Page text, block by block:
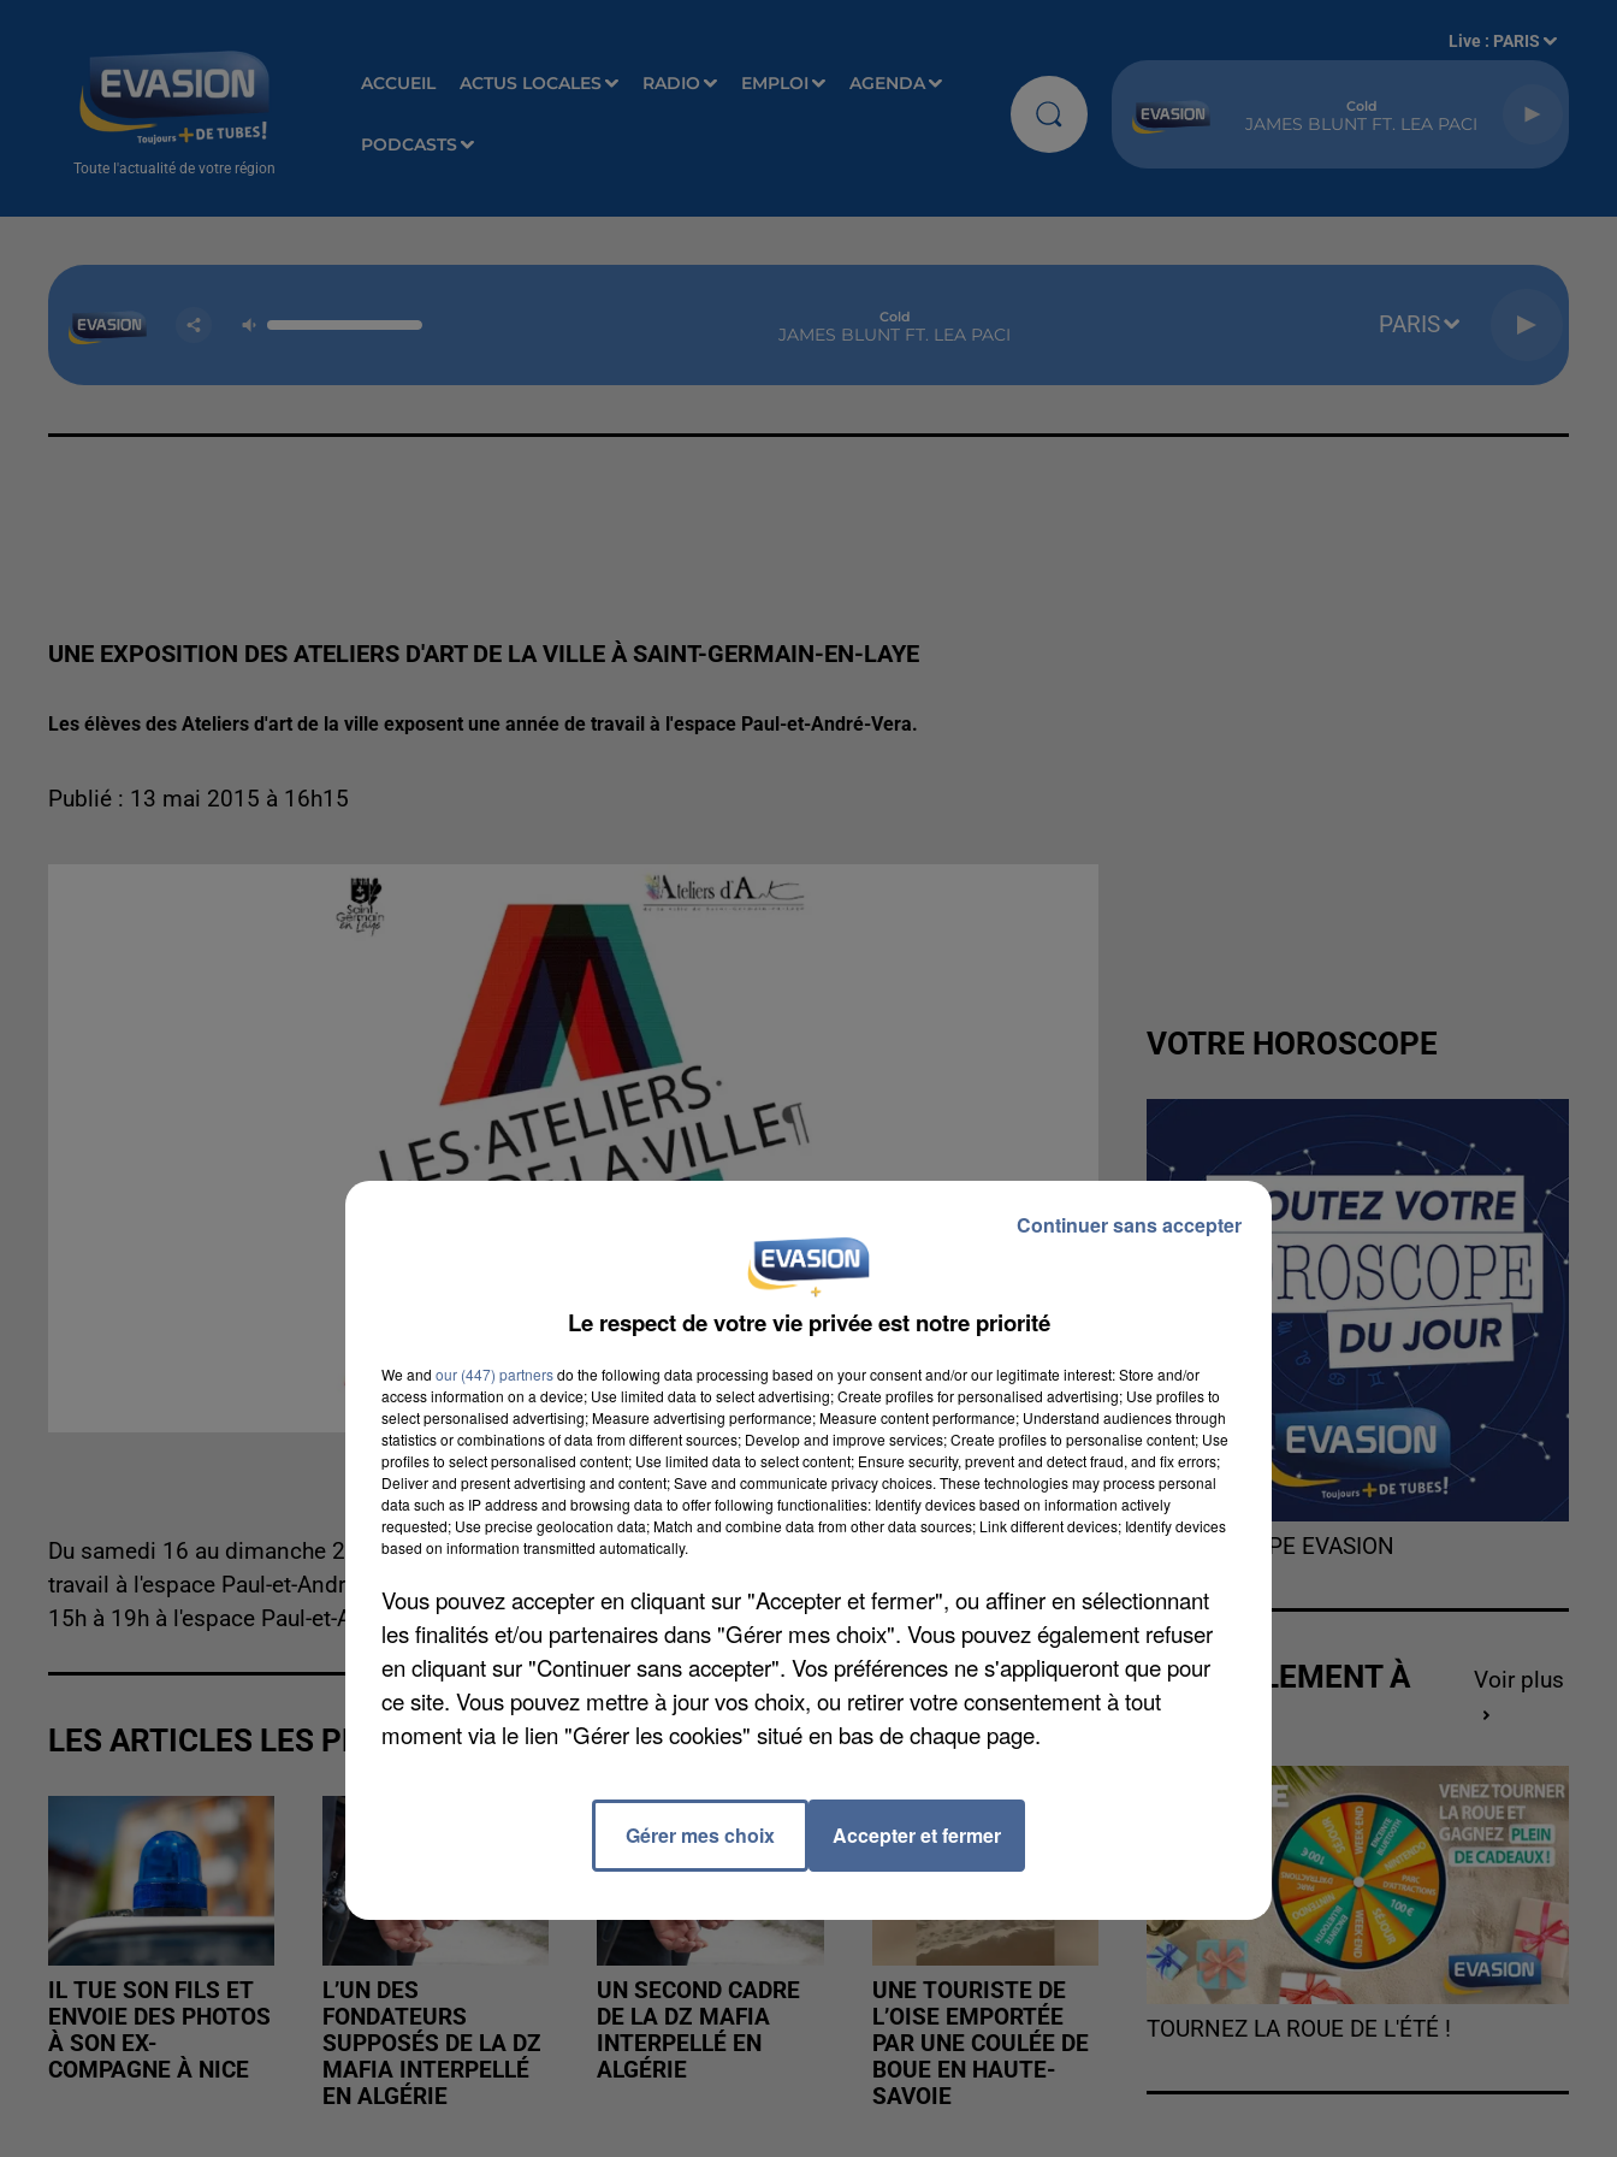
Toute l'actualité de votre région
ACCUEIL ACTUS LOCALES RADIO EMPLOI AGENDA
PODCASTS
Live : PARIS
Cold
JAMES BLUNT FT. LEA PACI
Cold
JAMES BLUNT FT. LEA PACI PARIS
UNE EXPOSITION DES ATELIERS D'ART DE LA VILLE À SAINT-GERMAIN-EN-LAYE
Les élèves des Ateliers d'art de la ville exposent une année de travail à l'espace Paul-et-André-Vera.
Publié : 13 mai 2015 à 16h15
Du samedi 16 au dimanche 24 mai 2015, les élèves des Ateliers d'art de la ville exposent une année de
travail à l'espace Paul-et-André-Vera. Du mercredi au vendredi, de 14h à 19h, et samedi et dimanche, de
15h à 19h à l'espace Paul-et-André-Vera. Entrée libre.
LES ARTICLES LES PLUS VUS
IL TUE SON FILS ET
ENVOIE DES PHOTOS
À SON EX-
COMPAGNE À NICE
L’UN DES
FONDATEURS
SUPPOSÉS DE LA DZ
MAFIA INTERPELLÉ
EN ALGÉRIE
UN SECOND CADRE
DE LA DZ MAFIA
INTERPELLÉ EN
ALGÉRIE
UNE TOURISTE DE
L’OISE EMPORTÉE
PAR UNE COULÉE DE
BOUE EN HAUTE-
SAVOIE
VOTRE HOROSCOPE
L'HOROSCOPE EVASION
ACTUELLEMENT À
GAGNER
Voir plus
TOURNEZ LA ROUE DE L'ÉTÉ !
Le respect de votre vie privée est notre priorité
We and our (447) partnersdo the following data processing based on your consent and/or our legitimate interest: Store and/or
access information on a device; Use limited data to select advertising; Create profiles for personalised advertising; Use profiles to
select personalised advertising; Measure advertising performance; Measure content performance; Understand audiences through
statistics or combinations of data from different sources; Develop and improve services; Create profiles to personalise content; Use
profiles to select personalised content; Use limited data to select content; Ensure security, prevent and detect fraud, and fix errors;
Deliver and present advertising and content; Save and communicate privacy choices. These technologies may process personal
data such as IP address and browsing data to offer following functionalities: Identify devices based on information actively
requested; Use precise geolocation data; Match and combine data from other data sources; Link different devices; Identify devices
based on information transmitted automatically.
Vous pouvez accepter en cliquant sur "Accepter et fermer", ou affiner en sélectionnant
les finalités et/ou partenaires dans "Gérer mes choix". Vous pouvez également refuser
en cliquant sur "Continuer sans accepter". Vos préférences ne s'appliqueront que pour
ce site. Vous pouvez mettre à jour vos choix, ou retirer votre consentement à tout
moment via le lien "Gérer les cookies" situé en bas de chaque page.
Gérer mes choix Accepter et fermer
Continuer sans accepter